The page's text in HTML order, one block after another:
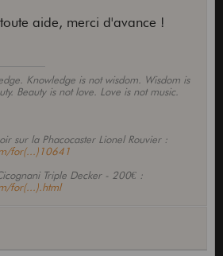
aide, merci d'avance !
Knowledge is not wisdom. Wisdom is
Beauty is not love. Love is not music.
sur la Phacocaster Lionel Rouvier :
for(...)10641
Triple Decker - 200€ :
for(...).html